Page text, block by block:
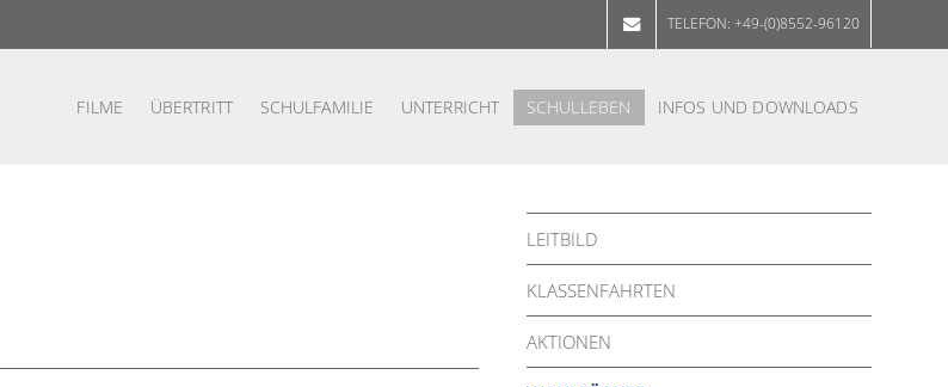
TELEFON: +49-(0)8552-96120
FILME ÜBERTRITT SCHUL­FA­MI­LIE UNTER­RICHT SCHUL­LE­BEN IN­FOS UND DOWN­LOADS
LEIT­BILD
KLAS­SEN­FAHR­TEN
AK­TIO­NEN